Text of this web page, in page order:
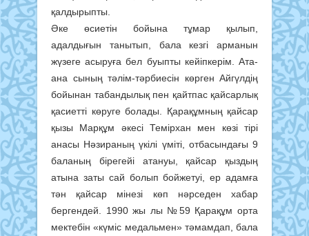
қалдырыпты.
Әке өсиетін бойына тұмар қылып,
адалдығын танытып, бала кезгі арманын
жүзеге асыруға бел буыпты кейіпкерім. Ата-
ана сының тәлім-тәрбиесін көрген Айгүлдің
бойынан табандылық пен қайтпас қайсарлық
қасиетті көруге болады. Қарақұмның қайсар
қызы Марқұм әкесі Темірхан мен көзі тірі
анасы Нәзираның үкілі үміті, отбасындағы 9
баланың бірегейі атануы, қайсар қыздың
атына заты сай болып бойжетуі, ер адамға
тән қайсар мінезі көп нәрседен хабар
бергендей. 1990 жы лы №59 Қарақұм орта
мектебін «күміс медальмен» тәмамдап, бала